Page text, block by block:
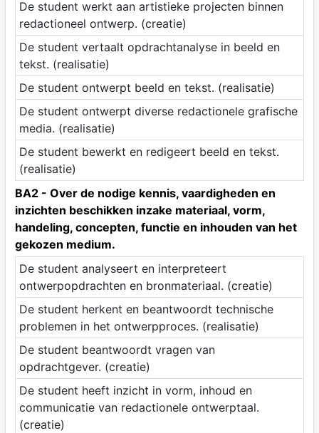
De student werkt aan artistieke projecten binnen
redactioneel ontwerp. (creatie)
De student vertaalt opdrachtanalyse in beeld en
tekst. (realisatie)
De student ontwerpt beeld en tekst. (realisatie)
De student ontwerpt diverse redactionele grafische
media. (realisatie)
De student bewerkt en redigeert beeld en tekst.
(realisatie)
BA2 - Over de nodige kennis, vaardigheden en
inzichten beschikken inzake materiaal, vorm,
handeling, concepten, functie en inhouden van het
gekozen medium.
De student analyseert en interpreteert
ontwerpopdrachten en bronmateriaal. (creatie)
De student herkent en beantwoordt technische
problemen in het ontwerpproces. (realisatie)
De student beantwoordt vragen van
opdrachtgever. (creatie)
De student heeft inzicht in vorm, inhoud en
communicatie van redactionele ontwerptaal.
(creatie)